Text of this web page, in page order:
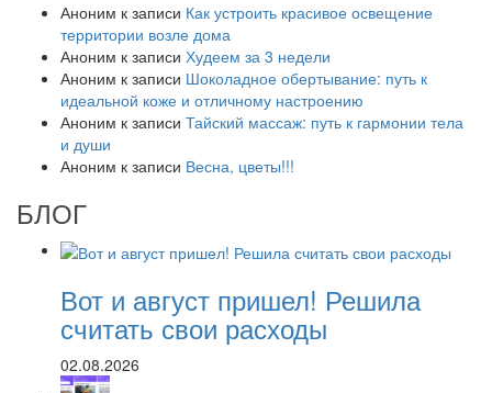
Аноним к записи Как устроить красивое освещение
территории возле дома
Аноним к записи Худеем за 3 недели
Аноним к записи Шоколадное обертывание: путь к
идеальной коже и отличному настроению
Аноним к записи Тайский массаж: путь к гармонии тела
и души
Аноним к записи Весна, цветы!!!
БЛОГ
Вот и август пришел! Решила
считать свои расходы
02.08.2026